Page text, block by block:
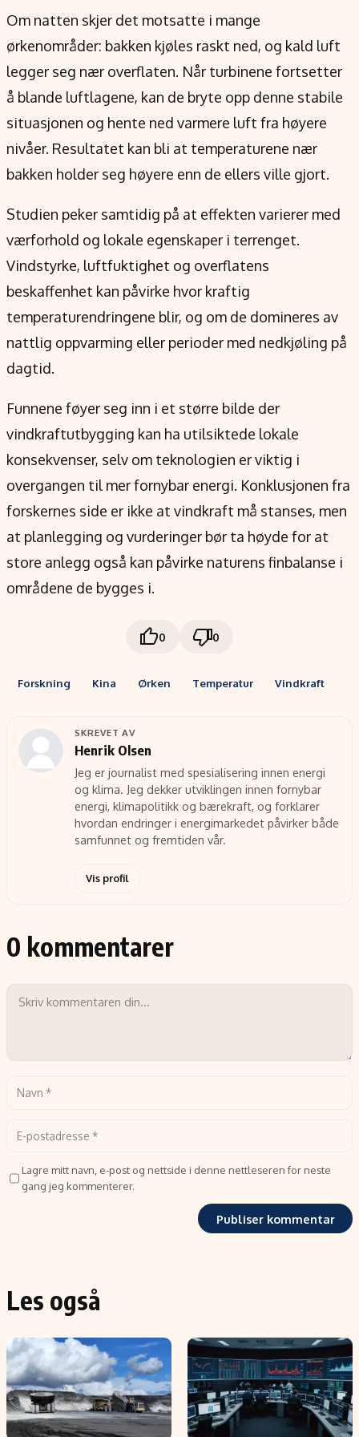
Om natten skjer det motsatte i mange
ørkenområder: bakken kjøles raskt ned, og kald luft
legger seg nær overflaten. Når turbinene fortsetter
å blande luftlagene, kan de bryte opp denne stabile
situasjonen og hente ned varmere luft fra høyere
nivåer. Resultatet kan bli at temperaturene nær
bakken holder seg høyere enn de ellers ville gjort.
Studien peker samtidig på at effekten varierer med
værforhold og lokale egenskaper i terrenget.
Vindstyrke, luftfuktighet og overflatens
beskaffenhet kan påvirke hvor kraftig
temperaturendringene blir, og om de domineres av
nattlig oppvarming eller perioder med nedkjøling på
dagtid.
Funnene føyer seg inn i et større bilde der
vindkraftutbygging kan ha utilsiktede lokale
konsekvenser, selv om teknologien er viktig i
overgangen til mer fornybar energi. Konklusjonen fra
forskernes side er ikke at vindkraft må stanses, men
at planlegging og vurderinger bør ta høyde for at
store anlegg også kan påvirke naturens finbalanse i
områdene de bygges i.
0 0
Forskning Kina Ørken Temperatur Vindkraft
SKREVET AV
Henrik Olsen
Jeg er journalist med spesialisering innen energi
og klima. Jeg dekker utviklingen innen fornybar
energi, klimapolitikk og bærekraft, og forklarer
hvordan endringer i energimarkedet påvirker både
samfunnet og fremtiden vår.
Vis profil
0 kommentarer
Lagre mitt navn, e-post og nettside i denne nettleseren for neste
gang jeg kommenterer.
Les også